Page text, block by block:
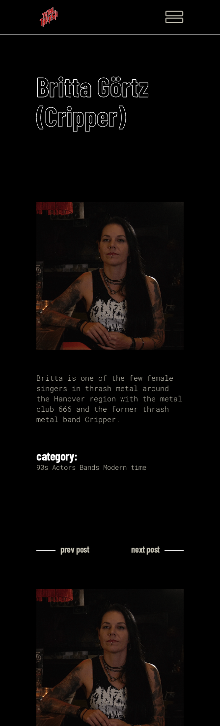
Britta Görtz
(Cripper)
Britta is one of the few female
singers in thrash metal around
the Hanover region with the metal
club 666 and the former thrash
metal band Cripper.
category:
90s Actors Bands Modern time
prev post next post